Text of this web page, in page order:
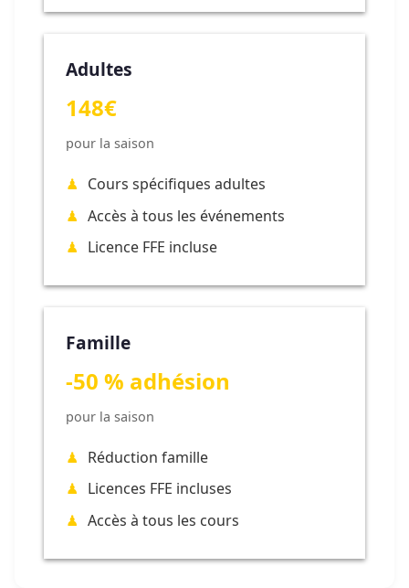
Adultes
148€
pour la saison
Cours spécifiques adultes
Accès à tous les événements
Licence FFE incluse
Famille
-50 % adhésion
pour la saison
Réduction famille
Licences FFE incluses
Accès à tous les cours